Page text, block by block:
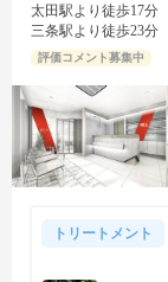
太田駅より徒歩17分
三条駅より徒歩23分
評価コメント募集中
トリートメント